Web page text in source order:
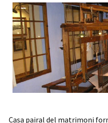
Casa pairal del matrimoni